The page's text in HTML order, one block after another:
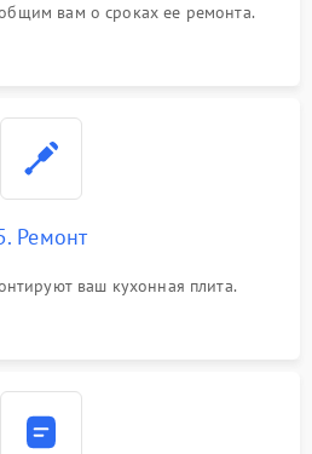
вам о сроках ее ремонта.
Ремонт
ваш кухонная плита.